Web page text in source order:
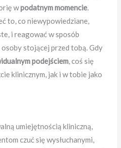
wpodatnym momencie.
to, co niewypowiedziane,
i reagować w sposób
stojącej przed tobą. Gdy
podejściem, coś się
klinicznym, jak i w tobie jako
umiejętnością kliniczną,
czuć się wysłuchanymi,